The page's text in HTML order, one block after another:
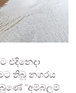
එදිනෙදා
තිබූ නගරය
“අම්බලම්